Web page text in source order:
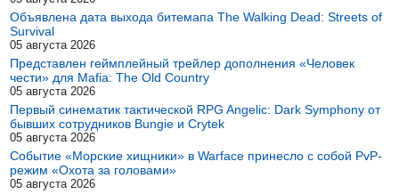
Объявлена дата выхода битемапа The Walking Dead: Streets of
Survival
05 августа 2026
Представлен геймплейный трейлер дополнения «Человек
чести» для Mafia: The Old Country
05 августа 2026
Первый синематик тактической RPG Angelic: Dark Symphony от
бывших сотрудников Bungie и Crytek
05 августа 2026
Событие «Морские хищники» в Warface принесло с собой PvP-
режим «Охота за головами»
05 августа 2026